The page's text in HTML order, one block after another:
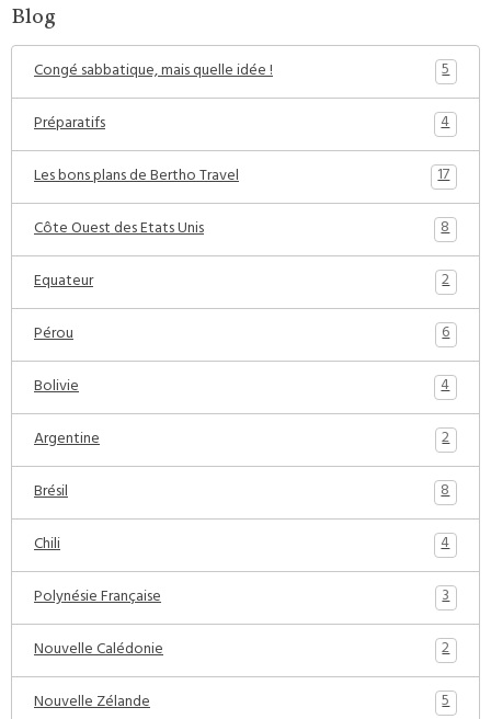
Blog
Congé sabbatique, mais quelle idée !
5
Préparatifs
4
Les bons plans de Bertho Travel
17
Côte Ouest des Etats Unis
8
Equateur
2
Pérou
6
Bolivie
4
Argentine
2
Brésil
8
Chili
4
Polynésie Française
3
Nouvelle Calédonie
2
Nouvelle Zélande
5